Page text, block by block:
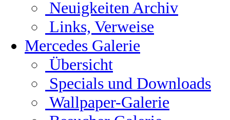
Neuigkeiten Archiv
Links, Verweise
Mercedes Galerie
Übersicht
Specials und Downloads
Wallpaper-Galerie